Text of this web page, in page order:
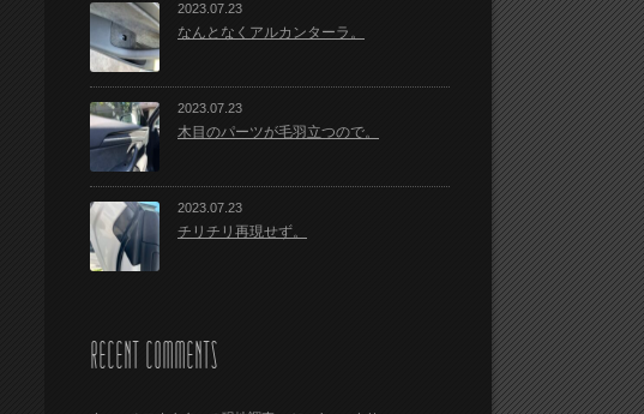
2023.07.23
なんとなくアルカンターラ。
2023.07.23
木目のパーツが毛羽立つので。
2023.07.23
チリチリ再現せず。
RECENT COMMENTS